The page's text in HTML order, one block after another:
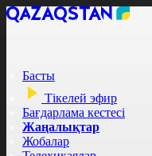
Басты
Тікелей эфир
Бағдарлама кестесі
Жаңалықтар
Жобалар